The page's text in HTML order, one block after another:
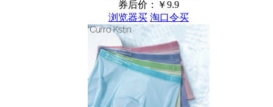
券后价：￥9.9
浏览器买 淘口令买